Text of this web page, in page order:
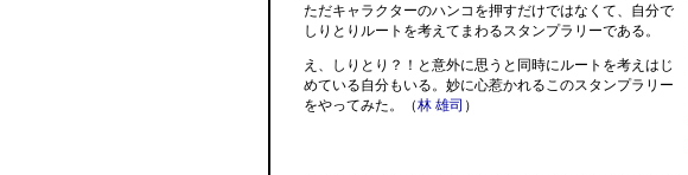
ただキャラクターのハンコを押すだけではなくて、自分で
しりとりルートを考えてまわるスタンプラリーである。
え、しりとり？！と意外に思うと同時にルートを考えはじ
めている自分もいる。妙に心惹かれるこのスタンプラリー
をやってみた。（林 雄司 ）